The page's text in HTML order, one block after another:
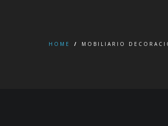
HOME / MOBILIARIO